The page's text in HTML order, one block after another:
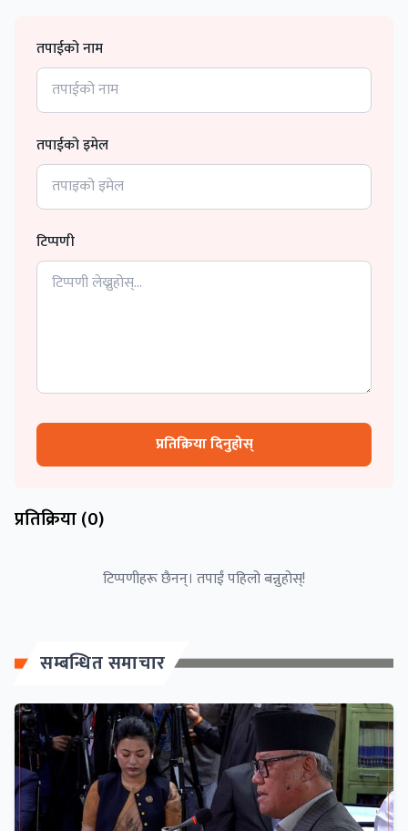
तपाईको नाम
तपाईको इमेल
टिप्पणी
प्रतिक्रिया दिनुहोस्
प्रतिक्रिया (0)
टिप्पणीहरू छैनन्। तपाईं पहिलो बन्नुहोस्!
सम्बन्धित समाचार